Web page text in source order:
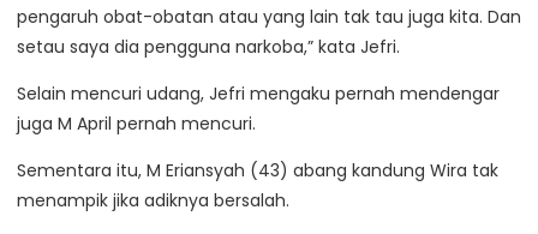
pengaruh obat-obatan atau yang lain tak tau juga kita. Dan
setau saya dia pengguna narkoba,” kata Jefri.
Selain mencuri udang, Jefri mengaku pernah mendengar
juga M April pernah mencuri.
Sementara itu, M Eriansyah (43) abang kandung Wira tak
menampik jika adiknya bersalah.